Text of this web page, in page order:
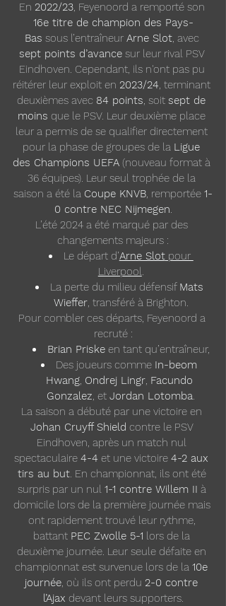
En 2022/23, Feyenoord a remporté son
16e titre de champion des Pays-
Bas sous l’entraîneur Arne Slot, avec
sept points d’avance sur leur rival PSV
Eindhoven. Cependant, ils n'ont pas pu
réitérer leur exploit en 2023/24, terminant
deuxièmes avec 84 points, soit sept de
moins que le PSV. Leur deuxième place
leur a permis de se qualifier directement
pour la phase de groupes de la Ligue
des Champions UEFA (nouveau format à
36 équipes). Leur seul trophée de la
saison a été la Coupe KNVB, remportée 1-
0 contre NEC Nijmegen.
L’été 2024 a été marqué par des
changements majeurs :
Le départ d’Arne Slot pour
Liverpool.
La perte du milieu défensif Mats
Wieffer, transféré à Brighton.
Pour combler ces départs, Feyenoord a
recruté :
Brian Priske en tant qu’entraîneur,
Des joueurs comme In-beom
Hwang, Ondrej Lingr, Facundo
Gonzalez, et Jordan Lotomba.
La saison a débuté par une victoire en
Johan Cruyff Shield contre le PSV
Eindhoven, après un match nul
spectaculaire 4-4 et une victoire 4-2 aux
tirs au but. En championnat, ils ont été
surpris par un nul 1-1 contre Willem II à
domicile lors de la première journée mais
ont rapidement trouvé leur rythme,
battant PEC Zwolle 5-1 lors de la
deuxième journée. Leur seule défaite en
championnat est survenue lors de la 10e
journée, où ils ont perdu 2-0 contre
l’Ajax devant leurs supporters.